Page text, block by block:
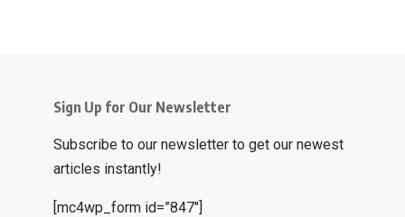
Sign Up for Our Newsletter
Subscribe to our newsletter to get our newest
articles instantly!
[mc4wp_form id=”847″]